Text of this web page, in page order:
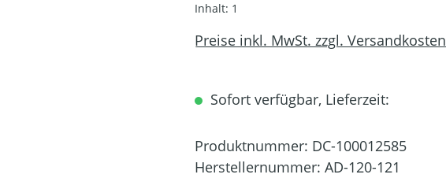
Inhalt: 1
Preise inkl. MwSt. zzgl. Versandkosten
Sofort verfügbar, Lieferzeit:
Produktnummer: DC-100012585
Herstellernummer: AD-120-121